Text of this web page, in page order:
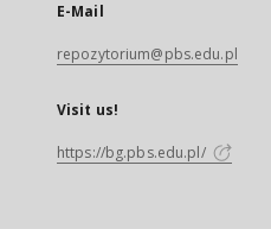
E-Mail
repozytorium@pbs.edu.pl
Visit us!
https://bg.pbs.edu.pl/